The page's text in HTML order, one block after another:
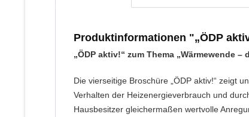
Produktinformationen "„ÖDP
„ÖDP aktiv!“ zum Thema „Wärmewende –
Die vierseitige Broschüre „ÖDP aktiv!“ zeigt
Verhalten der Heizenergieverbrauch und
Hausbesitzer gleichermaßen wertvolle